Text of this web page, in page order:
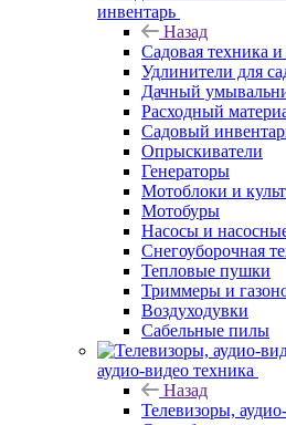
инвентарь
Назад
Садовая техника
Удлинители для
Дачный
Расходный
Садовый
Опрыскиватели
Генераторы
Мотоблоки и
Мотобуры
Насосы и
Снегоуборочная
Тепловые пушки
Триммеры и
Воздуходувки
Сабельные пилы
аудио-видео техника
Назад
Телевизоры,